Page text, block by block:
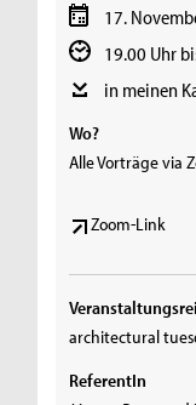
17.
19.00 Uhr
in meinen
Wo?
Alle Vorträge via
Zoom-Link
architectural
ReferentIn